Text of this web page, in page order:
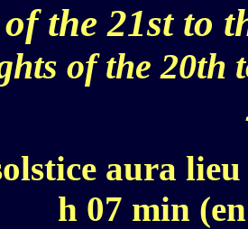
the 21st to
of the 20th
aura
h 07 min